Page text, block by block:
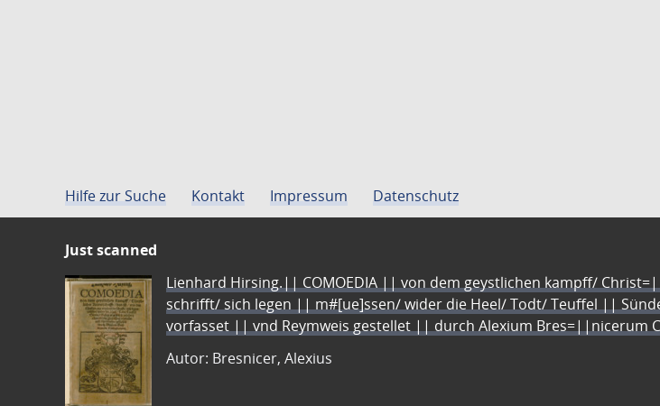
Hilfe zur Suche Kontakt Impressum Datenschutz
Just scanned
Lienhard Hirsing.|| COMOEDIA || von dem geystlichen kampff/
schrifft/ sich legen || m#[ue]ssen/ wider die Heel/ Todt/ Teuffel ||
vorfasset || vnd Reymweis gestellet || durch Alexium Bres=||nicerum
Autor: Bresnicer, Alexius